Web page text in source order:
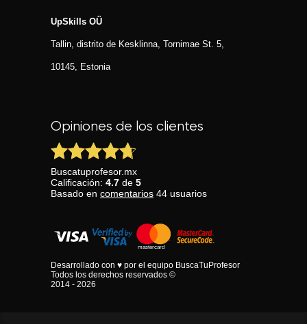
UpSkills OÜ
Tallin, distrito de Kesklinna, Tornimаe St. 5,
10145, Estonia
Opiniones de los clientes
Buscatuprofesor.mx
Calificación: 4.7 de 5
Basado en comentarios 44 usuarios
Desarrollado con ♥ por el equipo BuscaTuProfesor
Todos los derechos reservados ©
2014 - 2026